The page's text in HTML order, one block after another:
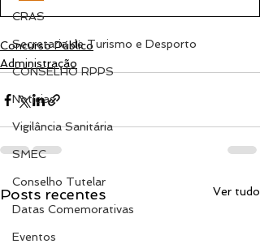
CRAS
Secretaria de Turismo e Desporto
CONSELHO RPPS
Notícias
Vigilância Sanitária
SMEC
Conselho Tutelar
Datas Comemorativas
Eventos
Concurso Público
Administração
Posts recentes Ver tudo